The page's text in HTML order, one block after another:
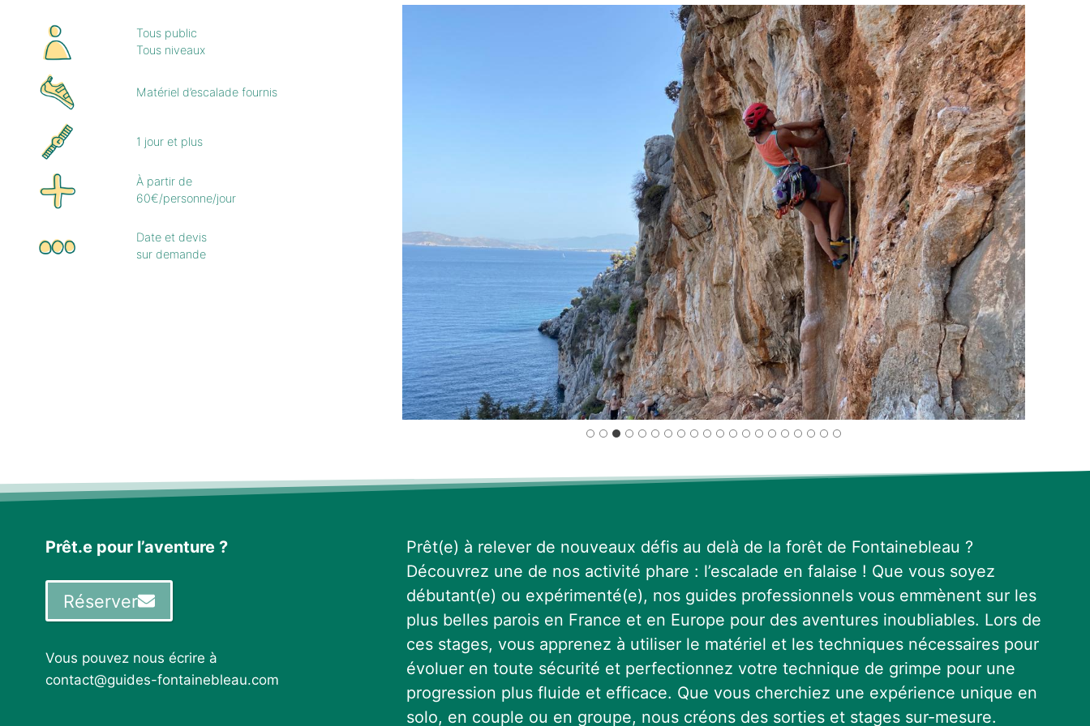
Tous public
Tous niveaux
Matériel d’escalade fournis
1 jour et plus
À partir de
60€/personne/jour
Date et devis
sur demande
Prêt.e pour l’aventure ?
Réserver
Vous pouvez nous écrire à
contact@guides-fontainebleau.com
Prêt(e) à relever de nouveaux défis au delà de la forêt de Fontainebleau ?
Découvrez une de nos activité phare : l’escalade en falaise ! Que vous soyez
débutant(e) ou expérimenté(e), nos guides professionnels vous emmènent sur les
plus belles parois en France et en Europe pour des aventures inoubliables. Lors de
ces stages, vous apprenez à utiliser le matériel et les techniques nécessaires pour
évoluer en toute sécurité et perfectionnez votre technique de grimpe pour une
progression plus fluide et efficace. Que vous cherchiez une expérience unique en
solo, en couple ou en groupe, nous créons des sorties et stages sur-mesure.